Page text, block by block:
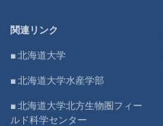
関連リンク
■ 北海道大学
■ 北海道大学水産学部
■ 北海道大学北方生物圏フィー
ルド科学センター